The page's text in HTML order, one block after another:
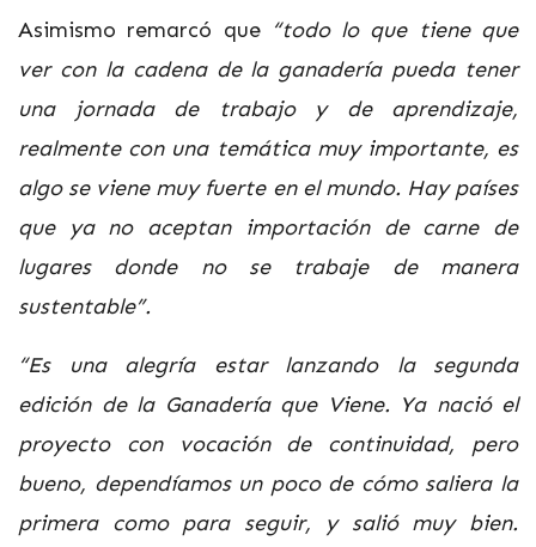
Asimismo remarcó que “todo lo que tiene que
ver con la cadena de la ganadería pueda tener
una jornada de trabajo y de aprendizaje,
realmente con una temática muy importante, es
algo se viene muy fuerte en el mundo. Hay países
que ya no aceptan importación de carne de
lugares donde no se trabaje de manera
sustentable”.
“Es una alegría estar lanzando la segunda
edición de la Ganadería que Viene. Ya nació el
proyecto con vocación de continuidad, pero
bueno, dependíamos un poco de cómo saliera la
primera como para seguir, y salió muy bien.